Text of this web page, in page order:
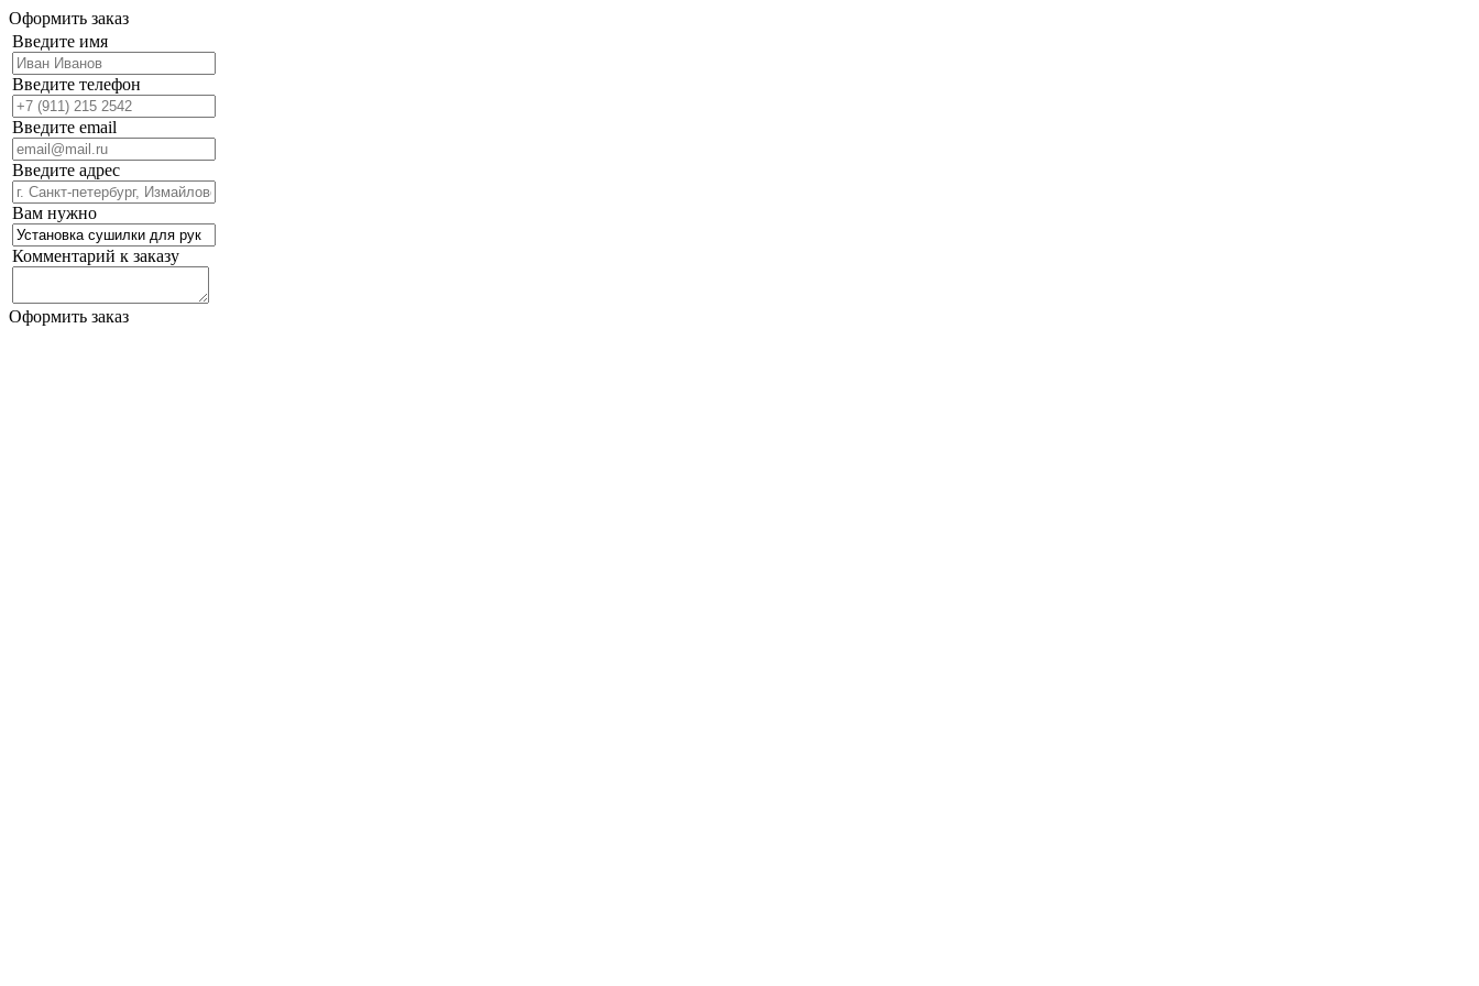
Оформить заказ
Введите имя
Введите телефон
Введите email
Введите адрес
Вам нужно
Комментарий к заказу
Оформить заказ